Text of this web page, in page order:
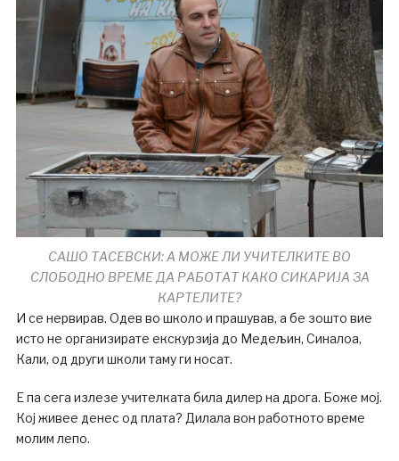
САШО ТАСЕВСКИ: А МОЖЕ ЛИ УЧИТЕЛКИТЕ ВО
СЛОБОДНО ВРЕМЕ ДА РАБОТАТ КАКО СИКАРИЈА ЗА
КАРТЕЛИТЕ?
И се нервирав. Одев во школо и прашував, а бе зошто вие
исто не организирате екскурзија до Медељин, Синалоа,
Кали, од други школи таму ги носат.
Е па сега излезе учителката била дилер на дрога. Боже мој.
Кој живее денес од плата? Дилала вон работното време
молим лепо.